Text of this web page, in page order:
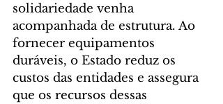
solidariedade venha
acompanhada de estrutura. Ao
fornecer equipamentos
duráveis, o Estado reduz os
custos das entidades e assegura
que os recursos dessas